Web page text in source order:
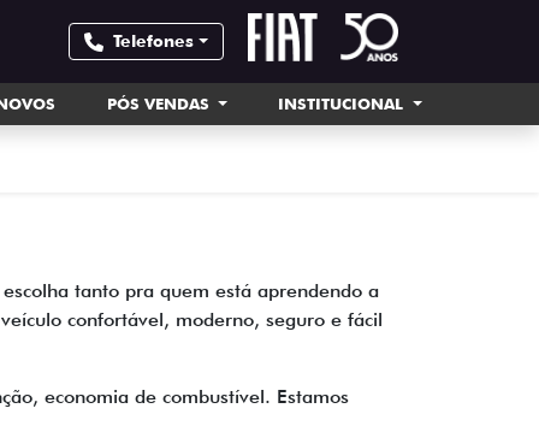
Telefones
PÓS VENDAS INSTITUCIONAL
tanto pra quem está aprendendo a
confortável, moderno, seguro e fácil
economia de combustível. Estamos